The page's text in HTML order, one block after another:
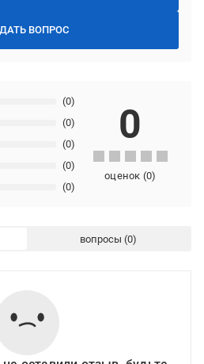
ВОПРОС
(0)
(0)
(0)
(0)
(0)
0
оценок (0)
вопросы